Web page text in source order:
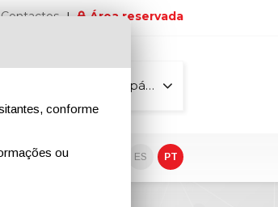
Contactos Área reservada
Todas as páginas
EN ES PT
conforme
ou